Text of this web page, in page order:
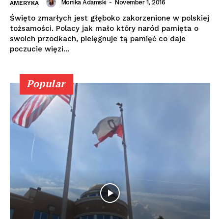
AMERYKA Monika Adamski - November 1, 2016
Święto zmarłych jest głęboko zakorzenione w polskiej
tożsamości. Polacy jak mało który naród pamięta o
swoich przodkach, pielęgnuje tą pamięć co daje
poczucie więzi...
Popular